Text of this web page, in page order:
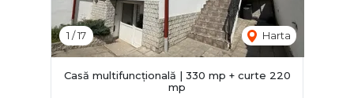
1 /17 Harta
Casă multifuncțională | 330 mp + curte 220
mp